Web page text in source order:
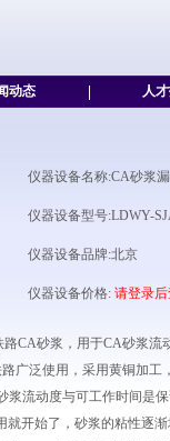
动态 人
仪器设备名称:CA砂浆
仪器设备型号:LDWY-
仪器设备品牌:北京
仪器设备价格: 请登录
CA砂浆，用于CA砂浆
广泛使用，采用黄铜加工
浆流动度与可工作时间是
开始了，砂浆的粘性逐